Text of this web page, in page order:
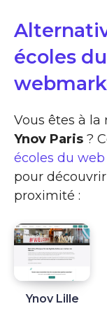
écoles
Vous êtes à la
Ynov Paris ?
écoles du
pour
proximité :
Ynov Lille